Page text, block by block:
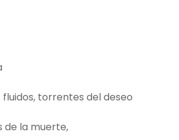
torrentes del deseo
de la muerte,